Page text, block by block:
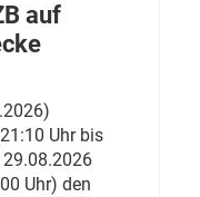
auf
Uhr bis
Uhr) den